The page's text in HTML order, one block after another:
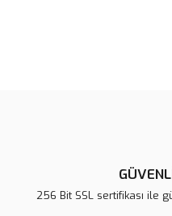
Ürün açıklamasında eksik
256 Bit SSL sertifikası ile